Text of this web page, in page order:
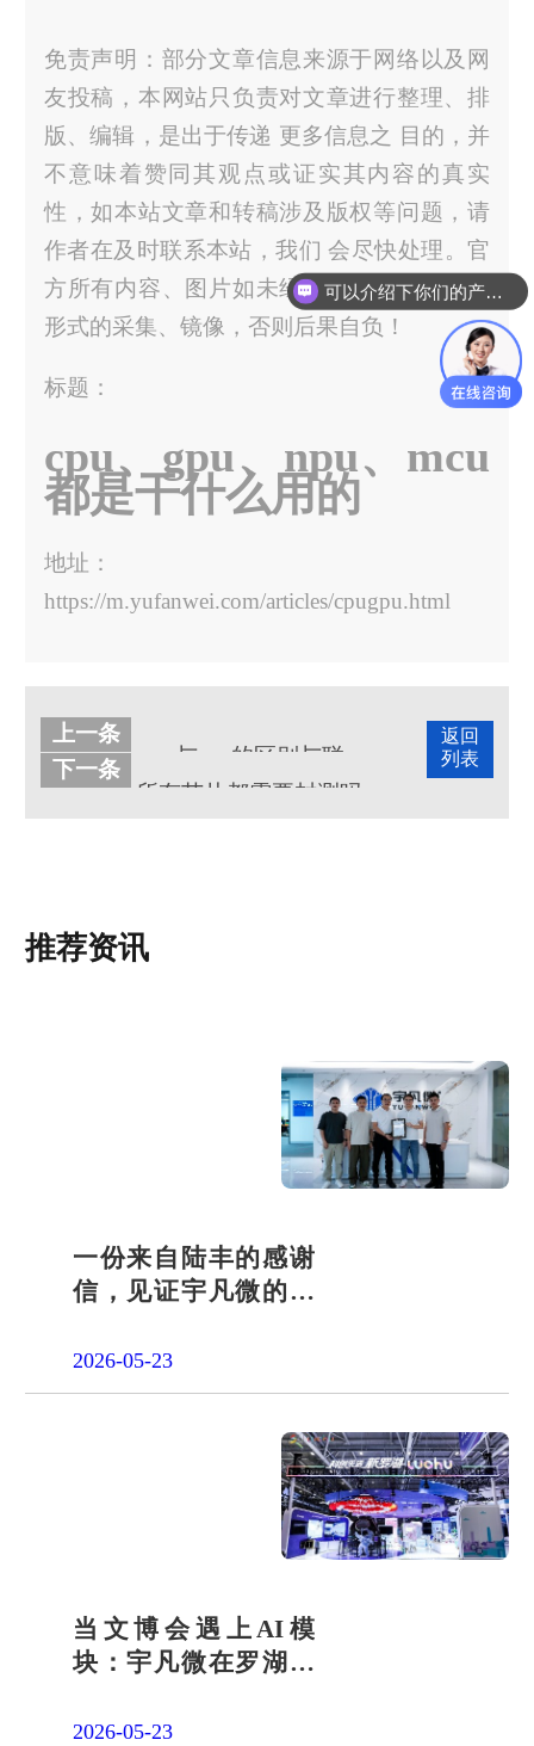
免责声明：部分文章信息来源于网络以及网
友投稿，本网站只负责对文章进行整理、排
版、编辑，是出于传递 更多信息之 目的，并
不意味着赞同其观点或证实其内容的真实
性，如本站文章和转稿涉及版权等问题，请
作者在及时联系本站，我们 会尽快处理。官
方所有内容、图片如未经过授权，禁止任何
形式的采集、镜像，否则后果自负！
标题：
cpu、gpu、npu、mcu
都是干什么用的
地址：
https://m.yufanwei.com/articles/cpugpu.html
返回
列表
上一条
下一条
所有芯片都需要封测吗
推荐资讯
一份来自陆丰的感谢
信，见证宇凡微的社
2026-05-23
当文博会遇上AI模
块：宇凡微在罗湖展
答卷
2026-05-23
可以介绍下你们的产品么？